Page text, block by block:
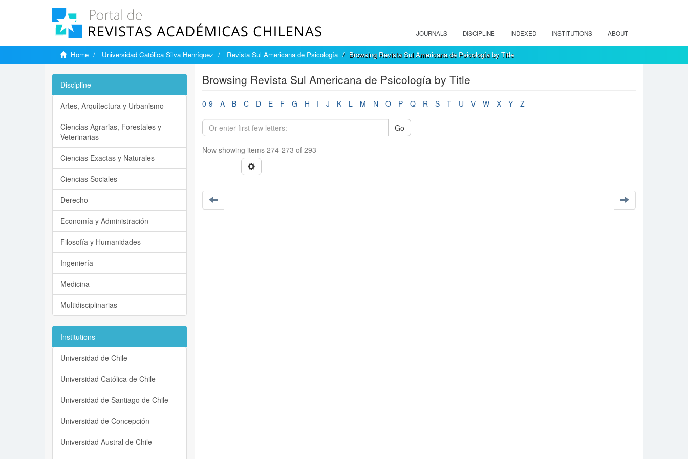
JOURNALS DISCIPLINE INDEXED INSTITUTIONS ABOUT
Home Universidad Católica Silva Henríquez Revista Sul Americana de Psicología Browsing Revista Sul Americana de Psicología by Title
Browsing Revista Sul Americana de Psicología by Title
0-9 A B C D E F G H I J K L M N O P Q R S T U V W X Y Z
Go
Now showing items 274-273 of 293
Discipline
Artes, Arquitectura y Urbanismo
Ciencias Agrarias, Forestales y
Veterinarias
Ciencias Exactas y Naturales
Ciencias Sociales
Derecho
Economía y Administración
Filosofía y Humanidades
Ingeniería
Medicina
Multidisciplinarias
Institutions
Universidad de Chile
Universidad Católica de Chile
Universidad de Santiago de Chile
Universidad de Concepción
Universidad Austral de Chile